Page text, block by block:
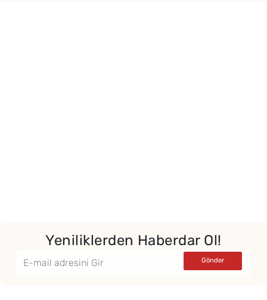
Yeniliklerden Haberdar Ol!